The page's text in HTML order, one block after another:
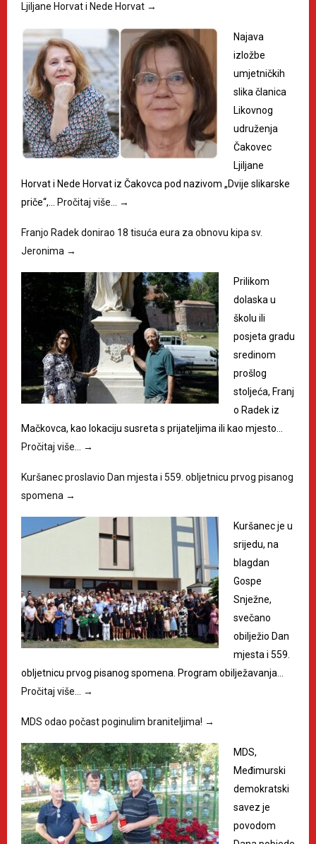
Ljiljane Horvat i Nede Horvat →
Najava
izložbe
umjetničkih
slika članica
Likovnog
udruženja
Čakovec
Ljiljane
Horvat i Nede Horvat iz Čakovca pod nazivom „Dvije slikarske
priče“,… Pročitaj više… →
Franjo Radek donirao 18 tisuća eura za obnovu kipa sv.
Jeronima →
Prilikom
dolaska u
školu ili
posjeta gradu
sredinom
prošlog
stoljeća, Franj
o Radek iz
Mačkovca, kao lokaciju susreta s prijateljima ili kao mjesto…
Pročitaj više… →
Kuršanec proslavio Dan mjesta i 559. obljetnicu prvog pisanog
spomena →
Kuršanec je u
srijedu, na
blagdan
Gospe
Snježne,
svečano
obilježio Dan
mjesta i 559.
obljetnicu prvog pisanog spomena. Program obilježavanja…
Pročitaj više… →
MDS odao počast poginulim braniteljima! →
MDS,
Međimurski
demokratski
savez je
povodom